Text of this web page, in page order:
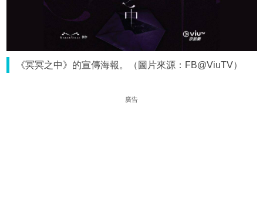
《冥冥之中》的宣傳海報。（圖片來源：FB@ViuTV）
廣告